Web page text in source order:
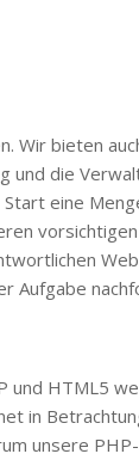
Wir bieten
und die
eine
Aufgabe
HTML5
in
unsere